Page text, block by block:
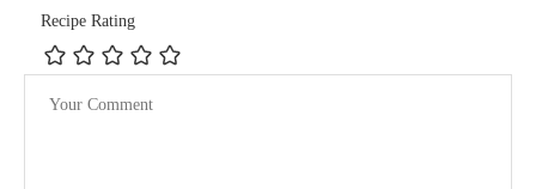
Recipe Rating